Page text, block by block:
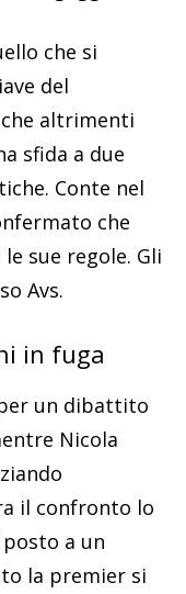
che si
del
altrimenti
sfida a due
Conte nel
che
sue regole. Gli
Avs.
in fuga
un dibattito
Nicola
il confronto lo
a un
la premier si